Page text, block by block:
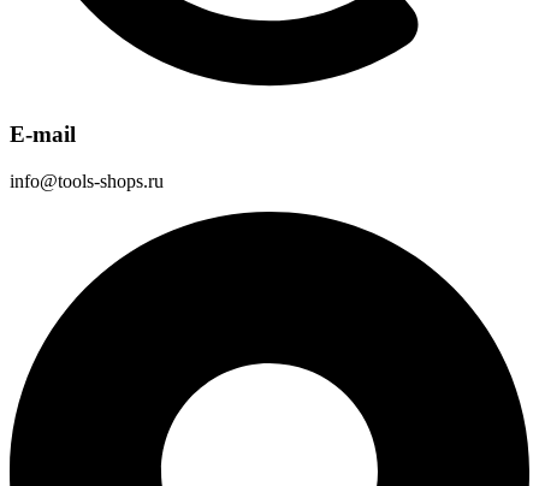
E-mail
info@tools-shops.ru